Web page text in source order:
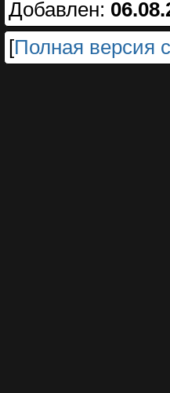
Добавлен:
[Полная версия